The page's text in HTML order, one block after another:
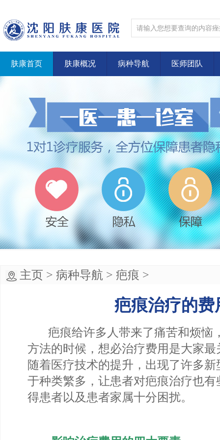
肤康首页 肤康概况 病种导航 医师团队
主页 > 病种导航 > 疤痕 >
疤痕治疗的费
疤痕给许多人带来了痛苦和烦恼
方法的时候，想必治疗费用是大家
随着医疗技术的提升，出现了许多
于种类繁多，让患者对疤痕治疗也
得患者以及患者家属十分困扰。